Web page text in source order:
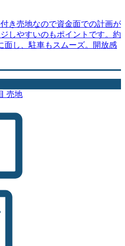
き売地なので資金面での計画が
しやすいのもポイントです。約
面し、駐車もスムーズ。開放感
売地